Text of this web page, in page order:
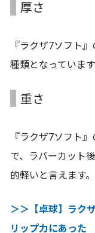
厚さ
『ラクザ7ソフト
種類となっています
重さ
『ラクザ7ソフト
で、ラバーカット
的軽いと言えます。
＞＞【卓球】ラク
リップ力にあった